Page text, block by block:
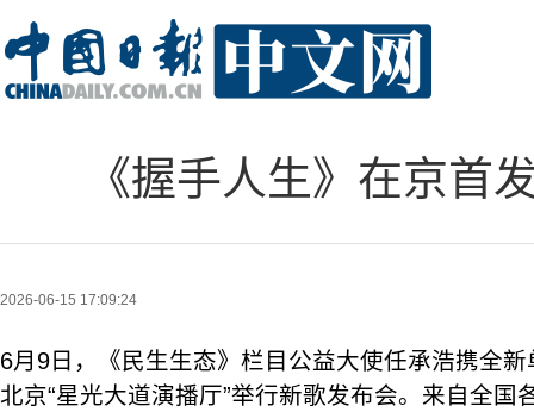
《握手人生》在京首
2026-06-15 17:09:24
6月9日，《民生生态》栏目公益大使任承浩携全
北京“星光大道演播厅”举行新歌发布会。来自全国